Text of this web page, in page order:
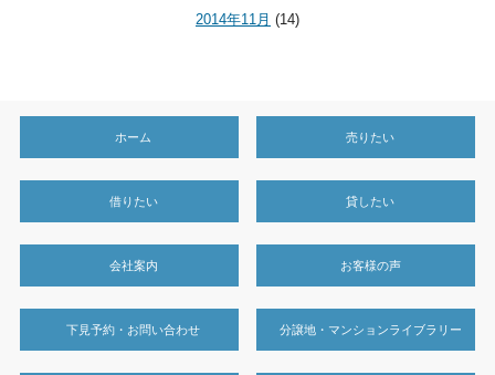
2014年11月 (14)
ホーム 売りたい
借りたい 貸したい
会社案内 お客様の声
下見予約・お問い合わせ 分譲地・マンションライブラリー